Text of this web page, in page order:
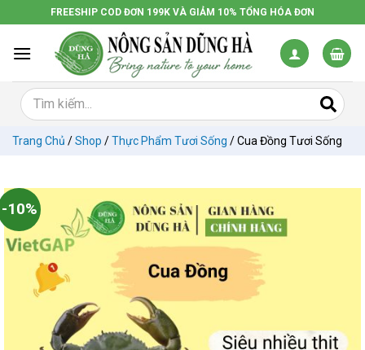
đến
dung
FREESHIP COD ĐƠN 199K VÀ GIẢM 10% TỔNG HÓA ĐƠN
Trang Chủ /Shop /Thực Phẩm Tươi Sống /Cua Đồng Tươi Sống
-10%